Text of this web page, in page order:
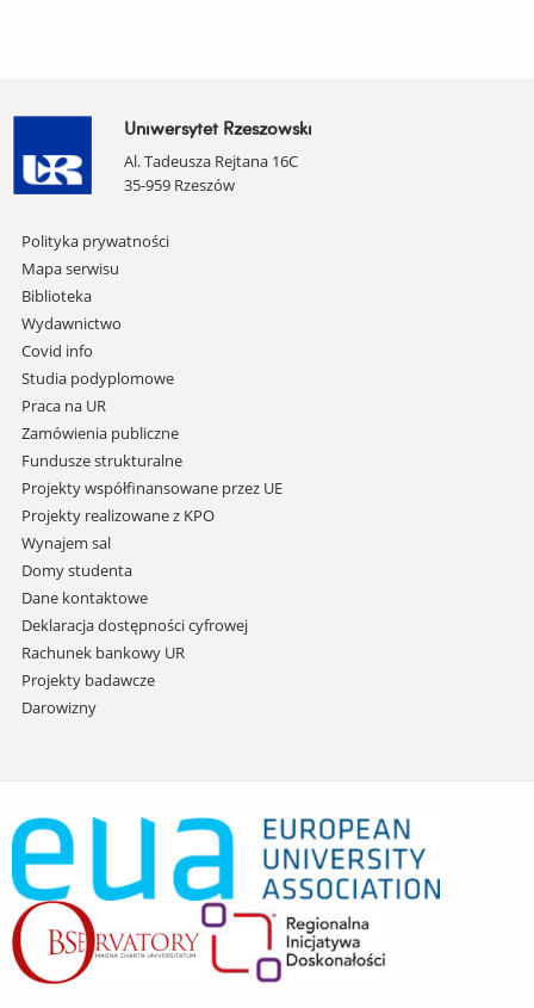
Uniwersytet Rzeszowski
Al. Tadeusza Rejtana 16C
35-959 Rzeszów
Pomiń
nawigację
i
przejdź
do
treści
Polityka prywatności
Mapa serwisu
Biblioteka
Wydawnictwo
Covid info
Studia podyplomowe
Praca na UR
Zamówienia publiczne
Fundusze strukturalne
Projekty współfinansowane przez UE
Projekty realizowane z KPO
Wynajem sal
Domy studenta
Dane kontaktowe
Deklaracja dostępności cyfrowej
Rachunek bankowy UR
Projekty badawcze
Darowizny